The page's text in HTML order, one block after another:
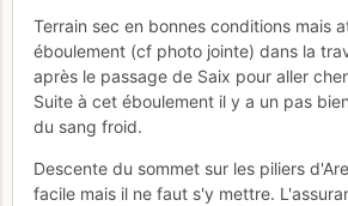
Terrain sec en bonnes conditions mais
éboulement (cf photo jointe) dans la
après le passage de Saix pour aller
Suite à cet éboulement il y a un pas
du sang froid.
Descente du sommet sur les piliers
facile mais il ne faut s'y mettre.